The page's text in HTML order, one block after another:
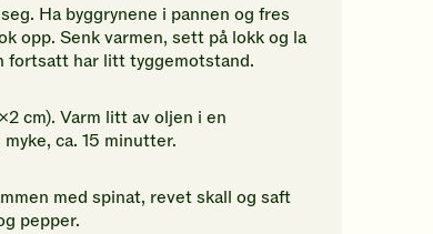
Ha byggrynene i pannen og fres
opp. Senk varmen, sett på lokk og la
fortsatt har litt tyggemotstand.
cm). Varm litt av oljen i en
ca. 15 minutter.
med spinat, revet skall og saft
pepper.